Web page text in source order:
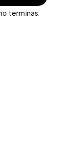
terminas: